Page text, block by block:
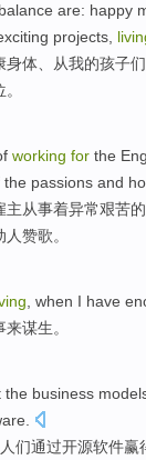
balance are: happy
projects,
身体、 从我的孩子
。
working for the
the passions and
主从事着异常艰苦的
人赞歌。
when I have
来谋生。
the business
人们通过开源软件赢